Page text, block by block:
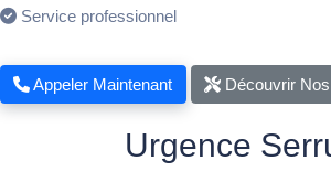
Service professionnel
Appeler Maintenant Découvrir
Urgence